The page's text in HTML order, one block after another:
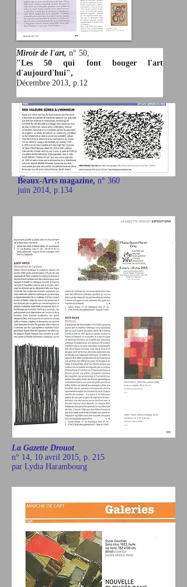
Miroir de l'art, n° 50,
"Les 50 qui font bouger l'art
d'aujourd'hui",
Décembre 2013, p.12
Beaux-Arts magazine, n° 360
juin 2014, p.134
La Gazette Drouot
n° 14, 10 avril 2015, p. 215
par Lydia Harambourg